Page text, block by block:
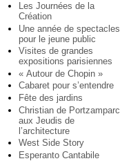
Les Journées de la
Création
Une année de spectacles
pour le jeune public
Visites de grandes
expositions parisiennes
« Autour de Chopin »
Cabaret pour s’entendre
Fête des jardins
Christian de Portzamparc
aux Jeudis de
l’architecture
West Side Story
Esperanto Cantabile